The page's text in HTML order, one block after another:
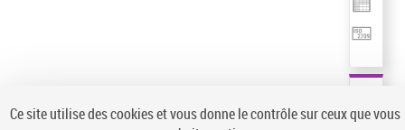
Ce site utilise des cookies et vous donne le contrôle sur ceux que vous